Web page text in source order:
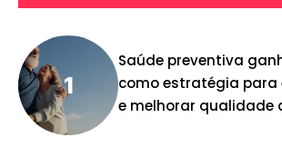
Saúde preventiva
como estratégia para
e melhorar qualidade